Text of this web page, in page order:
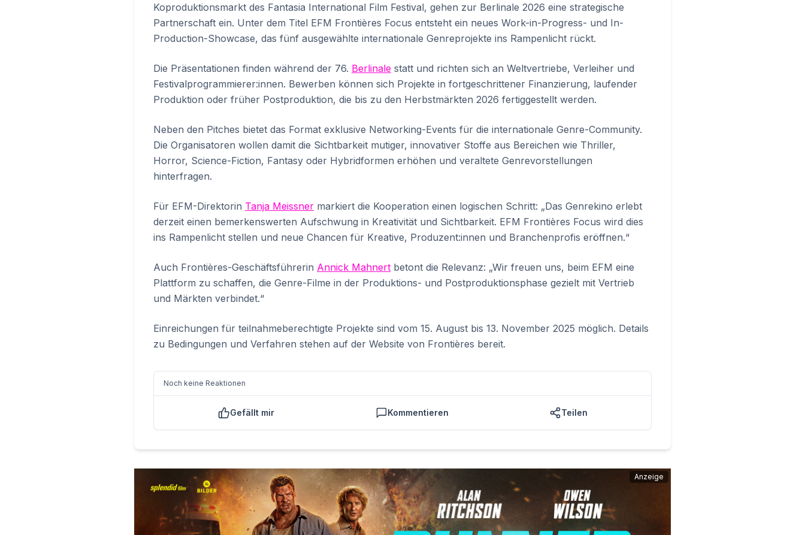
Koproduktionsmarkt des Fantasia International Film Festival, gehen zur Berlinale 2026 eine strategische
Partnerschaft ein. Unter dem Titel EFM Frontières Focus entsteht ein neues Work-in-Progress- und In-
Production-Showcase, das fünf ausgewählte internationale Genreprojekte ins Rampenlicht rückt.
Die Präsentationen finden während der 76. Berlinale statt und richten sich an Weltvertriebe, Verleiher und
Festivalprogrammierer:innen. Bewerben können sich Projekte in fortgeschrittener Finanzierung, laufender
Produktion oder früher Postproduktion, die bis zu den Herbstmärkten 2026 fertiggestellt werden.
Neben den Pitches bietet das Format exklusive Networking-Events für die internationale Genre-Community.
Die Organisatoren wollen damit die Sichtbarkeit mutiger, innovativer Stoffe aus Bereichen wie Thriller,
Horror, Science-Fiction, Fantasy oder Hybridformen erhöhen und veraltete Genrevorstellungen
hinterfragen.
Für EFM-Direktorin Tanja Meissner markiert die Kooperation einen logischen Schritt: „Das Genrekino erlebt
derzeit einen bemerkenswerten Aufschwung in Kreativität und Sichtbarkeit. EFM Frontières Focus wird dies
ins Rampenlicht stellen und neue Chancen für Kreative, Produzent:innen und Branchenprofis eröffnen.“
Auch Frontières-Geschäftsführerin Annick Mahnert betont die Relevanz: „Wir freuen uns, beim EFM eine
Plattform zu schaffen, die Genre-Filme in der Produktions- und Postproduktionsphase gezielt mit Vertrieb
und Märkten verbindet.“
Einreichungen für teilnahmeberechtigte Projekte sind vom 15. August bis 13. November 2025 möglich. Details
zu Bedingungen und Verfahren stehen auf der Website von Frontières bereit.
Noch keine Reaktionen
Gefällt mir Kommentieren Teilen
Anzeige